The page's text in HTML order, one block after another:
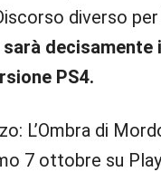
diverso
sarà
PS4.
L’Ombra di
7 ottobre su